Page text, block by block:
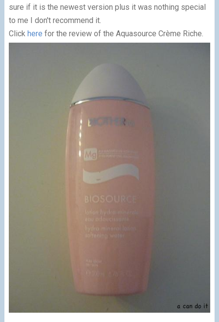
sure if it is the newest version plus it was nothing special
to me I don't recommend it.
Click here for the review of the Aquasource Crème Riche.